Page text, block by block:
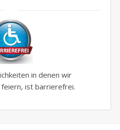
in denen wir
ist barrierefrei.